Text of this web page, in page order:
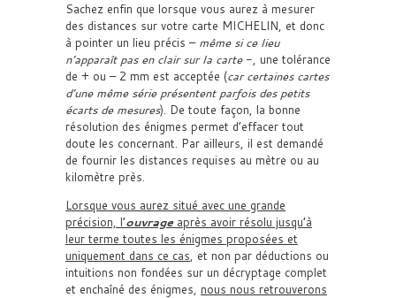
Sachez enfin que lorsque vous aurez à mesurer
des distances sur votre carte MICHELIN, et donc
à pointer un lieu précis – même si ce lieu
n’apparaît pas en clair sur la carte-, une tolérance
de + ou – 2 mm est acceptée (car certaines cartes
d’une même série présentent parfois des petits
écarts de mesures). De toute façon, la bonne
résolution des énigmes permet d’effacer tout
doute les concernant. Par ailleurs, il est demandé
de fournir les distances requises au mètre ou au
kilomètre près.
Lorsque vous aurez situé avec une grande
précision, l’ouvrageaprès avoir résolu jusqu’à
leur terme toutes les énigmes proposées et
uniquement dans ce cas, et non par déductions ou
intuitions non fondées sur un décryptage complet
et enchaîné des énigmes, nous nous retrouverons